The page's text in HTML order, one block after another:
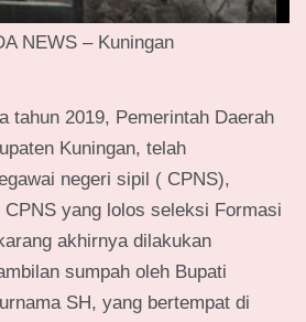
NEWS – Kuningan
tahun 2019, Pemerintah Daerah
Kuningan, telah
negeri sipil ( CPNS),
yang lolos seleksi Formasi
akhirnya dilakukan
sumpah oleh Bupati
SH, yang bertempat di